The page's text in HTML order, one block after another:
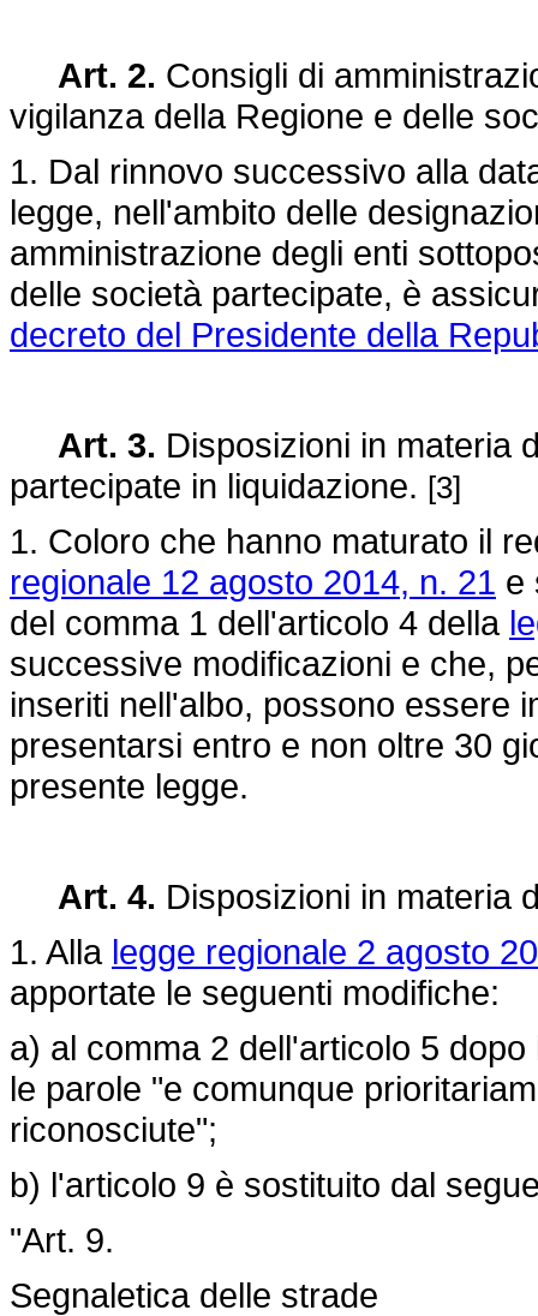
Art. 2. Consigli di
vigilanza della Regione e delle
1. Dal rinnovo successivo alla
legge, nell'ambito delle
amministrazione degli enti
delle società partecipate, è
decreto del Presidente della
Art. 3. Disposizioni in materia
partecipate in liquidazione. [3]
1. Coloro che hanno maturato il
regionale 12 agosto 2014, n. 21 e
del comma 1 dell'articolo 4 della
successive modificazioni e che,
inseriti nell'albo, possono essere
presentarsi entro e non oltre 30
presente legge.
Art. 4. Disposizioni in materia
1. Alla legge regionale 2 agosto
apportate le seguenti modifiche:
a) al comma 2 dell'articolo 5
le parole "e comunque
riconosciute";
b) l'articolo 9 è sostituito dal
"Art. 9.
Segnaletica delle strade